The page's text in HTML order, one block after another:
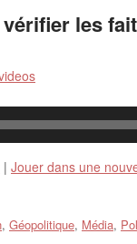
les
| Jouer dans une
, Géopolitique, Média,